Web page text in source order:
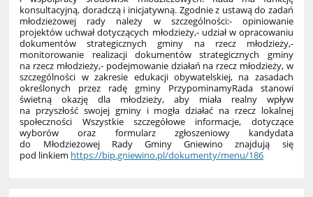
konsultacyjną, doradczą i inicjatywną. Zgodnie z ustawą do zadań
młodzieżowej rady należy w szczególności:- opiniowanie
projektów uchwał dotyczących młodzieży,- udział w opracowaniu
dokumentów strategicznych gminy na rzecz młodzieży,-
monitorowanie realizacji dokumentów strategicznych gminy
na rzecz młodzieży,- podejmowanie działań na rzecz młodzieży, w
szczególności w zakresie edukacji obywatelskiej, na zasadach
określonych przez radę gminy
PrzypominamyRada stanowi
świetną okazję dla młodzieży, aby miała realny wpływ
na przyszłość swojej gminy i mogła działać na rzecz lokalnej
społeczności
Wszystkie szczegółowe informacje, dotyczące
wyborów oraz formularz zgłoszeniowy kandydata
do Młodzieżowej Rady Gminy Gniewino znajdują się
pod linkiem https://bip.gniewino.pl/dokumenty/menu/186